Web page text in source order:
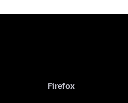
Firefox